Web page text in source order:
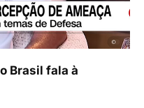
Brasil fala à